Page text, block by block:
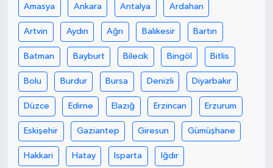
Amasya Ankara Antalya Ardahan
Artvin Aydın Ağrı Balıkesir Bartın
Batman Bayburt Bilecik Bingöl Bitlis
Bolu Burdur Bursa Denizli Diyarbakır
Düzce Edirne Elazığ Erzincan Erzurum
Eskişehir Gaziantep Giresun Gümüşhane
Hakkari Hatay Isparta Iğdır